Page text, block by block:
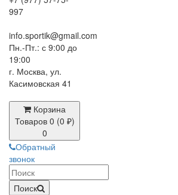
997
info.sportik@gmail.com
Пн.-Пт.: с 9:00 до
19:00
г. Москва, ул.
Касимовская 41
Корзина
Товаров 0 (0 ₽)
0
Обратный
звонок
Поиск